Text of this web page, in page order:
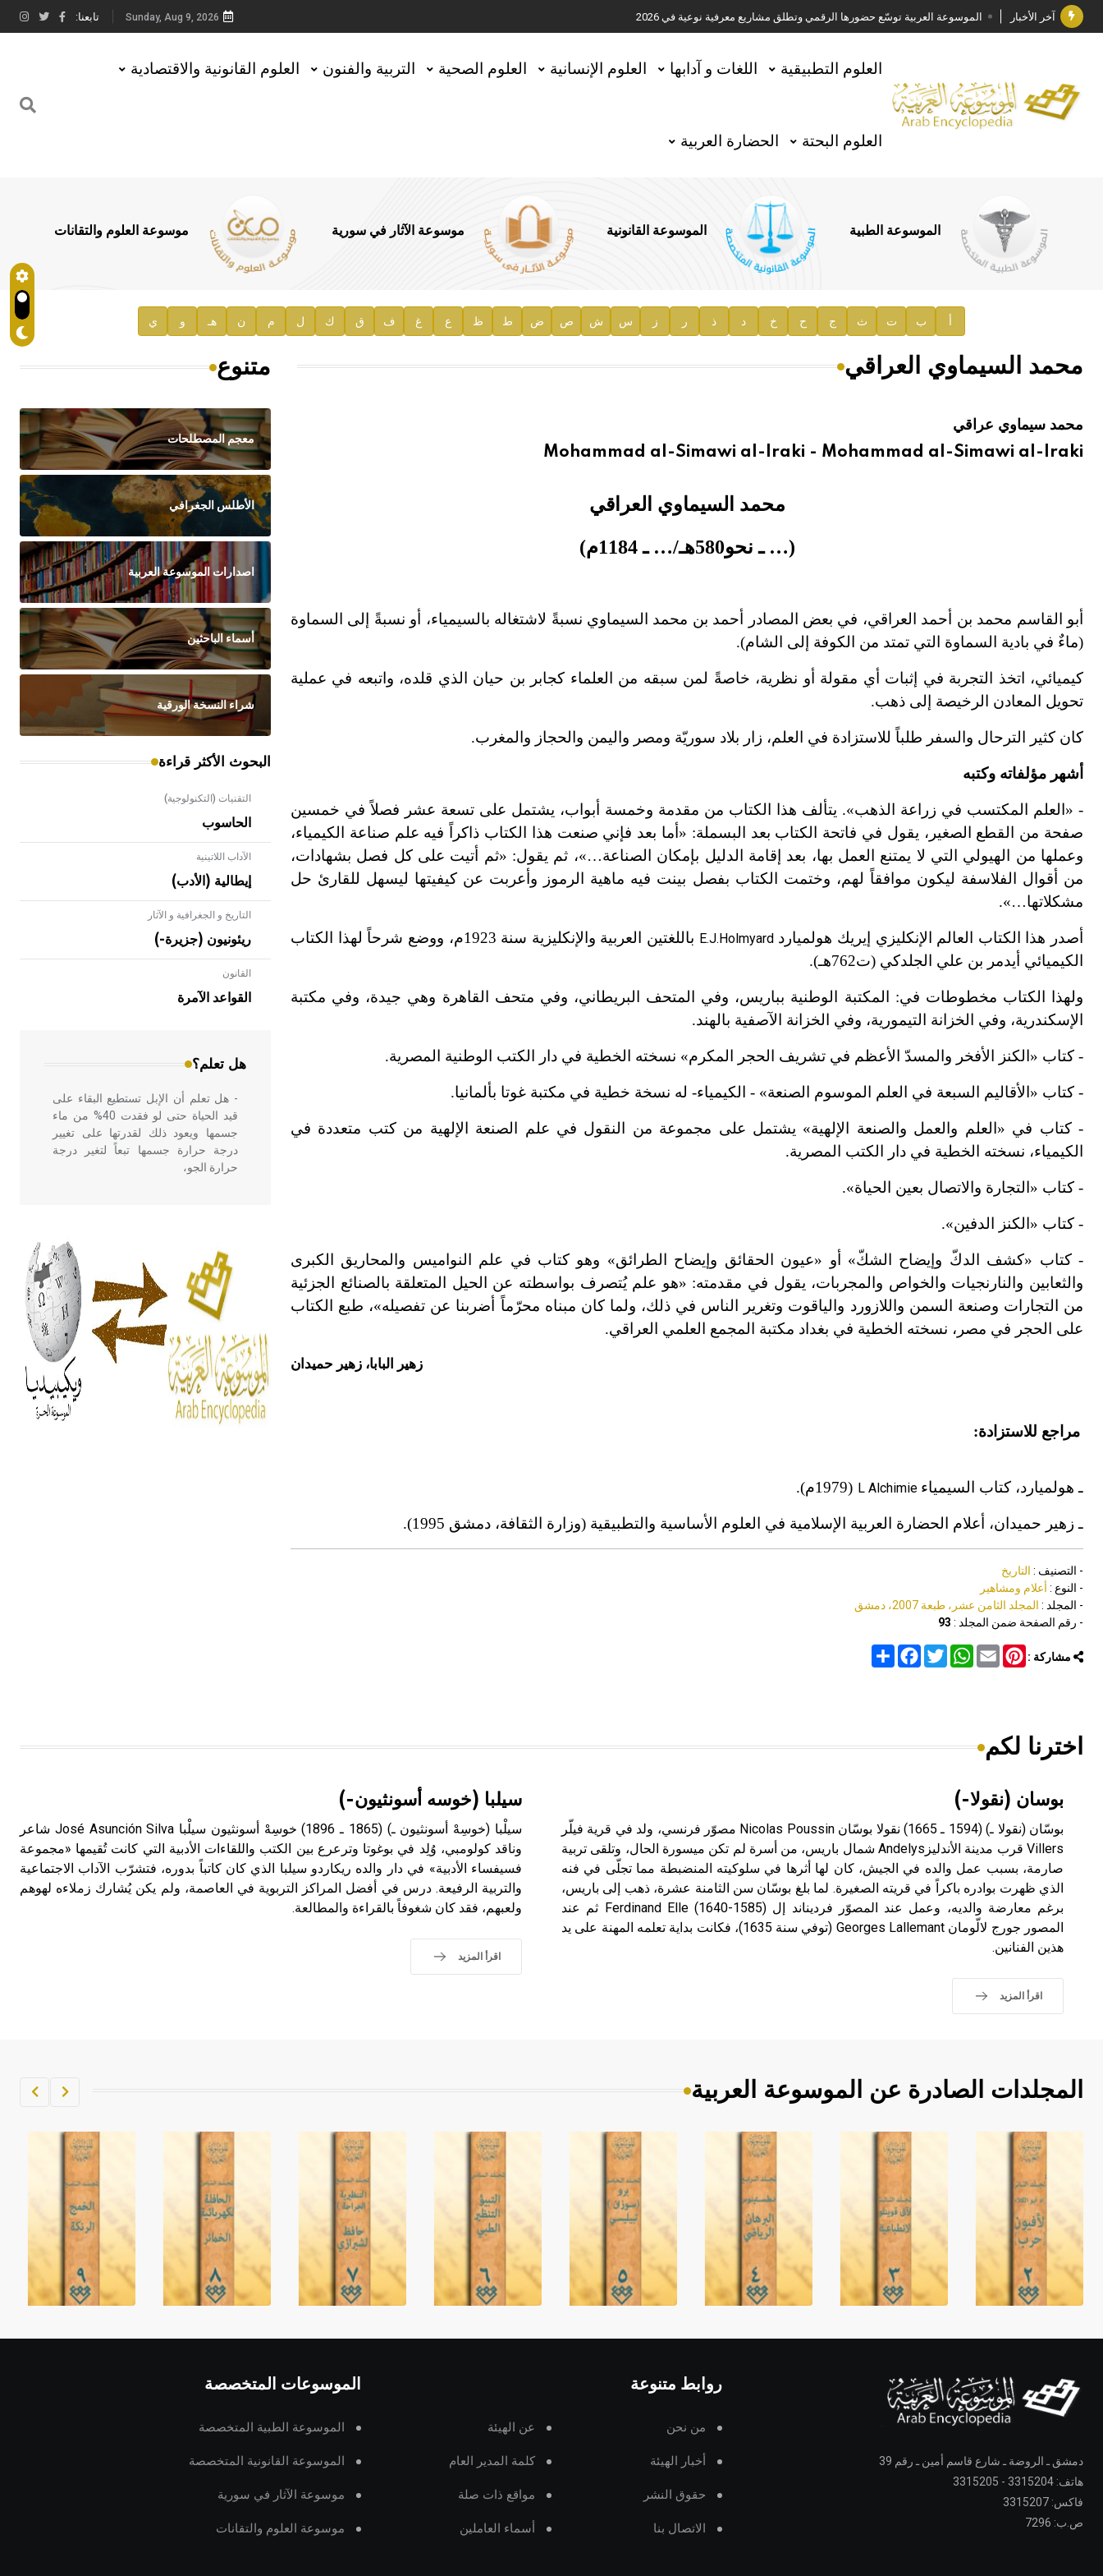
آخر الأخبار الموسوعة العربية توسّع حضورها الرقمي وتطلق مشاريع معرفية نوعية في 2026
جائزة مجمع الملك سلمان العالمي للغة العربية 2025
الأستاذ إياد خالد الطباع مدير عام لهيئة الموسوعة العربية
السيد محمد ياسين صالح وزيرا للثقافة
توصيات مجلس الإدارة
صدور المجلد السابع من موسوعة الآثار في سورية
إعلان..
هيئة الموسوعة العربية تطلق موسوعات جديدة في عام 2026
Sunday, Aug 9, 2026 تابعنا:
العلوم التطبيقية اللغات و آدابها العلوم الإنسانية العلوم الصحية التربية والفنون العلوم القانونية والاقتصادية
العلوم البحتة الحضارة العربية
الموسوعة الطبية الموسوعة القانونية موسوعة الآثار في سورية موسوعة العلوم والتقانات
أ ب ت ث ج ح خ د ذ ر ز س ش ص ض ط ظ ع غ ف ق ك ل م ن هـ و ي
محمد السيماوي العراقي
محمد سيماوي عراقي
Mohammad al-Simawi al-Iraki - Mohammad al-Simawi al-Iraki
محمد السيماوي العراقي
(… ـ نحو580هـ/… ـ 1184م)
أبو القاسم محمد بن أحمد العراقي، في بعض المصادر أحمد بن محمد السيماوي نسبةً لاشتغاله بالسيمياء، أو نسبةً إلى السماوة
(ماءٌ في بادية السماوة التي تمتد من الكوفة إلى الشام).
كيميائي، اتخذ التجربة في إثبات أي مقولة أو نظرية، خاصةً لمن سبقه من العلماء كجابر بن حيان الذي قلده، واتبعه في عملية
تحويل المعادن الرخيصة إلى ذهب.
كان كثير الترحال والسفر طلباً للاستزادة في العلم، زار بلاد سوريّة ومصر واليمن والحجاز والمغرب.
أشهر مؤلفاته وكتبه
- «العلم المكتسب في زراعة الذهب». يتألف هذا الكتاب من مقدمة وخمسة أبواب، يشتمل على تسعة عشر فصلاً في خمسين
صفحة من القطع الصغير، يقول في فاتحة الكتاب بعد البسملة: «أما بعد فإني صنعت هذا الكتاب ذاكراً فيه علم صناعة الكيمياء،
وعملها من الهيولي التي لا يمتنع العمل بها، بعد إقامة الدليل بإمكان الصناعة…»، ثم يقول: «ثم أتيت على كل فصل بشهادات،
من أقوال الفلاسفة ليكون موافقاً لهم، وختمت الكتاب بفصل بينت فيه ماهية الرموز وأعربت عن كيفيتها ليسهل للقارئ حل
مشكلاتها…».
أصدر هذا الكتاب العالم الإنكليزي إيريك هولمياردE.J.Holmyard
باللغتين العربية والإنكليزية سنة 1923م، ووضع شرحاً لهذا الكتاب
الكيميائي أيدمر بن علي الجلدكي (ت762هـ).
ولهذا الكتاب مخطوطات في: المكتبة الوطنية بباريس، وفي المتحف البريطاني، وفي متحف القاهرة وهي جيدة، وفي مكتبة
الإسكندرية، وفي الخزانة التيمورية، وفي الخزانة الآصفية بالهند.
- كتاب «الكنز الأفخر والمسدّ الأعظم في تشريف الحجر المكرم» نسخته الخطية في دار الكتب الوطنية المصرية.
- كتاب «الأقاليم السبعة في العلم الموسوم الصنعة» - الكيمياء- له نسخة خطية في مكتبة غوتا بألمانيا.
- كتاب في «العلم والعمل والصنعة الإلهية» يشتمل على مجموعة من النقول في علم الصنعة الإلهية من كتب متعددة في
الكيمياء، نسخته الخطية في دار الكتب المصرية.
- كتاب «التجارة والاتصال بعين الحياة».
- كتاب «الكنز الدفين».
- كتاب «كشف الدكّ وإيضاح الشكّ» أو «عيون الحقائق وإيضاح الطرائق» وهو كتاب في علم النواميس والمحاريق الكبرى
والثعابين والنارنجيات والخواص والمجربات، يقول في مقدمته: «هو علم يُتصرف بواسطته عن الحيل المتعلقة بالصنائع الجزئية
من التجارات وصنعة السمن واللازورد والياقوت وتغرير الناس في ذلك، ولما كان مبناه محرّماً أضربنا عن تفصيله»، طبع الكتاب
على الحجر في مصر، نسخته الخطية في بغداد مكتبة المجمع العلمي العراقي.
زهير البابا، زهير حميدان
مراجع للاستزادة:
ـ هولميارد، كتاب السيمياء L Alchimie (1979م).
ـ زهير حميدان، أعلام الحضارة العربية الإسلامية في العلوم الأساسية والتطبيقية (وزارة الثقافة، دمشق 1995).
- التصنيف : التاريخ
- النوع : أعلام ومشاهير
- المجلد : المجلد الثامن عشر، طبعة 2007، دمشق
- رقم الصفحة ضمن المجلد : 93
مشاركة : Share
FacebookTwitter
WhatsAppEmail
Pinterest
متنوع
معجم المصطلحات
الأطلس الجغرافي
اصدارات الموسوعة العربية
أسماء الباحثين
شراء النسخة الورقية
البحوث الأكثر قراءة
التقنيات (التكنولوجية)
الحاسوب
الآداب اللاتينية
إيطالية (الأدب)
التاريخ و الجغرافية و الآثار
ريئونيون (جزيرة-)
القانون
القواعد الآمرة
هل تعلم؟
- هل تعلم أن الأبلق نوع من الفنون
الهندسية التي ارتبطت بالعمارة الإسلامية
في بلاد الشام ومصر خاصة، حيث يحرص
- هل تعلم أن الإبل تستطيع البقاء على
قيد الحياة حتى لو فقدت 40% من ماء
جسمها ويعود ذلك لقدرتها على تغيير
درجة حرارة جسمها تبعاً لتغير درجة
حرارة الجو،
أربعة مؤلفات هي: الحكم، الأدلة، تنظيم
التغذية، ورسالته في جروح الرأس.
ويعود له الفضل بأنه حرر الطب من
الدين والفلسفة.
- هل تعلم أن المرجان إفراز حيواني
يتكون في البحر ويتركب من مادة
كربونات الكلسيوم، وهو أحمر أو شديد
الحمرة وهو أجود أنواعه، ويمتاز بكبر
الحجم ويسمى الش
غير متصلة، وتعتمد المبدأ الأكوروفوني،
اخترنا لكم
بوسان (نقولا-)
بوسّان (نقولا ـ) (1594 ـ 1665) نقولا بوسّان Nicolas Poussin مصوّر فرنسي، ولد في قرية فيلّر
Villers قرب مدينة الأندليزAndelys شمال باريس، من أسرة لم تكن ميسورة الحال، وتلقى تربية
صارمة، بسبب عمل والده في الجيش، كان لها أثرها في سلوكيته المنضبطة مما تجلّى في فنه
الذي ظهرت بوادره باكراً في قريته الصغيرة. لما بلغ بوسّان سن الثامنة عشرة، ذهب إلى باريس،
برغم معارضة والديه، وعمل عند المصوّر فرديناند إل (1585-1640) Ferdinand Elle ثم عند
المصور جورج لالّومان Georges Lallemant (توفي سنة 1635)، فكانت بداية تعلمه المهنة على يد
هذين الفنانين.
اقرأ المزيد
سيلبا (خوسه أسونثيون-)
سيلْبا (خوسِهْ أسونثيون ـ) (1865 ـ 1896) خوسِهْ أسونثيون سيلْبا José Asunción Silva شاعر
وناقد كولومبي، وُلِد في بوغوتا وترعرع بين الكتب واللقاءات الأدبية التي كانت تُقيمها «مجموعة
فسيفساء الأدبية» في دار والده ريكاردو سيلبا الذي كان كاتباً بدوره، فتشرّب الآداب الاجتماعية
والتربية الرفيعة. درس في أفضل المراكز التربوية في العاصمة، ولم يكن يُشارك زملاءه لهوهم
ولعبهم، فقد كان شغوفاً بالقراءة والمطالعة.
اقرأ المزيد
المجلدات الصادرة عن الموسوعة العربية
دمشق ـ الروضة ـ شارع قاسم أمين ـ رقم 39
هاتف: 3315204 - 3315205
فاكس: 3315207
ص.ب: 7296
روابط متنوعة
من نحن عن الهيئة
أخبار الهيئة كلمة المدير العام
حقوق النشر مواقع ذات صلة
الاتصال بنا أسماء العاملين
الموسوعات المتخصصة
الموسوعة الطبية المتخصصة
الموسوعة القانونية المتخصصة
موسوعة الآثار في سورية
موسوعة العلوم والتقانات